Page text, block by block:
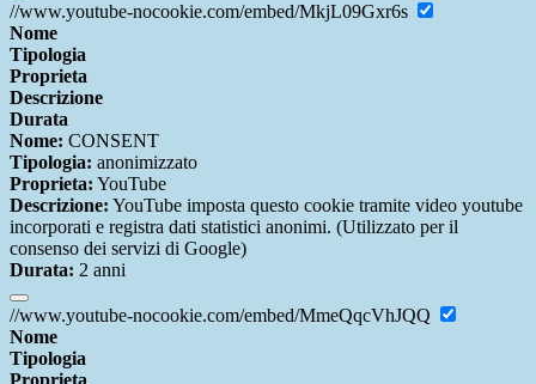
//www.youtube-nocookie.com/embed/MkjL09Gxr6s
Nome
Tipologia
Proprieta
Descrizione
Durata
Nome: CONSENT
Tipologia: anonimizzato
Proprieta: YouTube
Descrizione: YouTube imposta questo cookie tramite video youtube
incorporati e registra dati statistici anonimi. (Utilizzato per il
consenso dei servizi di Google)
Durata: 2 anni
//www.youtube-nocookie.com/embed/MmeQqcVhJQQ
Nome
Tipologia